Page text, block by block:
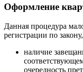
Оформление
Данная процедура
регистрации по
наличие
очередность